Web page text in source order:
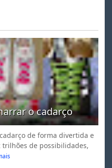
o cadarço
de forma divertida e
trilhões de possibilidades,